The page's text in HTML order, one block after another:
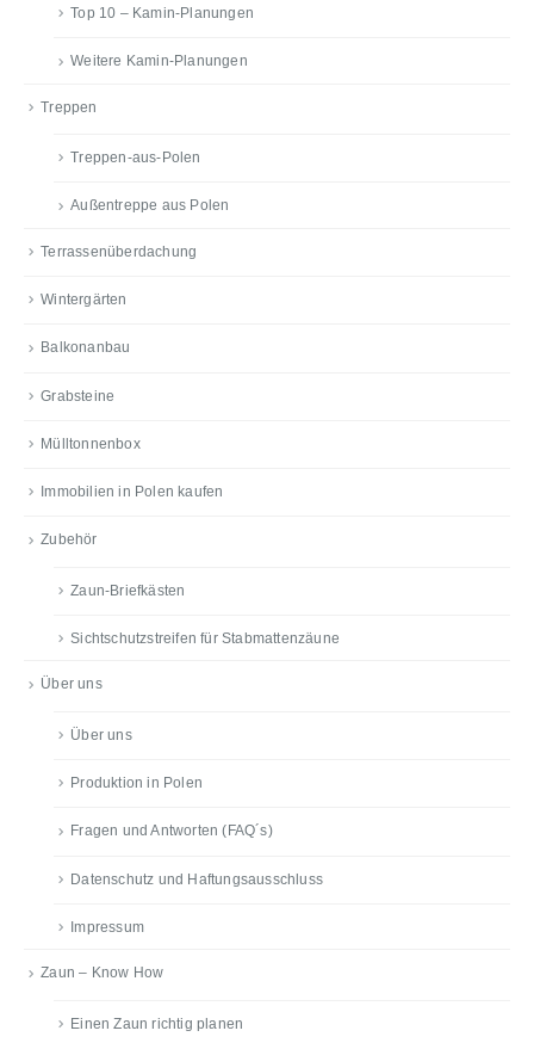
Top 10 – Kamin-Planungen
Weitere Kamin-Planungen
Treppen
Treppen-aus-Polen
Außentreppe aus Polen
Terrassenüberdachung
Wintergärten
Balkonanbau
Grabsteine
Mülltonnenbox
Immobilien in Polen kaufen
Zubehör
Zaun-Briefkästen
Sichtschutzstreifen für Stabmattenzäune
Über uns
Über uns
Produktion in Polen
Fragen und Antworten (FAQ´s)
Datenschutz und Haftungsausschluss
Impressum
Zaun – Know How
Einen Zaun richtig planen